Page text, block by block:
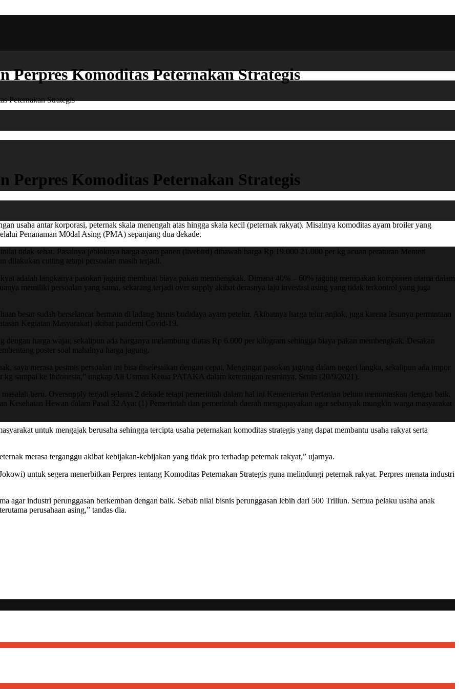
Perpres Komoditas Peternakan Strategis
Peternakan Strategis
Perpres Komoditas Peternakan Strategis
usaha antar korporasi, peternak skala menengah atas hingga skala kecil (peternak rakyat). Misalnya komoditas ayam broiler yang
Penanaman M0dal Asing (PMA) sepanjang dua dekade.
tidak sehat. Pasalnya jebloknya harga ayam panen (livebird) dibawah harga Rp 19.000 21.000 per kg acuan peraturan Menteri
dilakukan cutting tetapi persoalan masih terjadi.
adalah langkanya pasokan jagung membuat biaya pakan membengkak. Dimana 40% – 60% jagung merupakan komponen utama dalam
memiliki persoalan yang sama, sekarang terjadi over supply akibat derasnya laju investasi asing yang tidak terkontrol yang juga
besar sudah berselancar bermain di ladang bisnis budidaya ayam petelur. Akibatnya harga telur anjlok, juga karena lesunya permintaan
Kegiatan Masyarakat) akibat pandemi Covid-19.
harga wajar, sekalipun ada harganya melambung diatas Rp 6.000 per kilogram sehingga biaya pakan membengkak. Desakan
poster soal mahalnya harga jagung.
saya merasa pesimis persoalan ini bisa diselesaikan dengan cepat. Mengingat pasokan jagung dalam negeri langka, sekalipun ada impor
kg sampai ke Indonesia,” ungkap Ali Usman Ketua PATAKA dalam keterangan resminya, Senin (20/9/2021).
baru. Oversupply terjadi selama 2 dekade tetapi pemerintah dalam hal ini Kementerian Pertanian belum menuntaskan dengan baik.
Kesehatan Hewan dalam Pasal 32 Ayat (1) Pemerintah dan pemerintah daerah mengupayakan agar sebanyak mungkin warga masyarakat
untuk mengajak berusaha sehingga tercipta usaha peternakan komoditas strategis yang dapat membantu usaha rakyat serta
merasa terganggu akibat kebijakan-kebijakan yang tidak pro terhadap peternak rakyat,” ujarnya.
untuk segera menerbitkan Perpres tentang Komoditas Peternakan Strategis guna melindungi peternak rakyat. Perpres menata industri
agar industri perunggasan berkemban dengan baik. Sebab nilai bisnis perunggasan lebih dari 500 Triliun. Semua pelaku usaha anak
perusahaan asing,” tandas dia.